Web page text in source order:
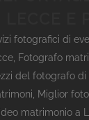
fotografici di
Fotografo
del fotografo
Miglior
matrimonio a